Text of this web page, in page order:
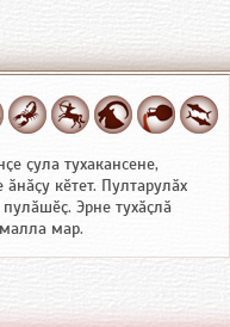
ҫула тухакансене,
кӗтет. Пултарулӑх
Эрне тухӑҫлӑ
мар.